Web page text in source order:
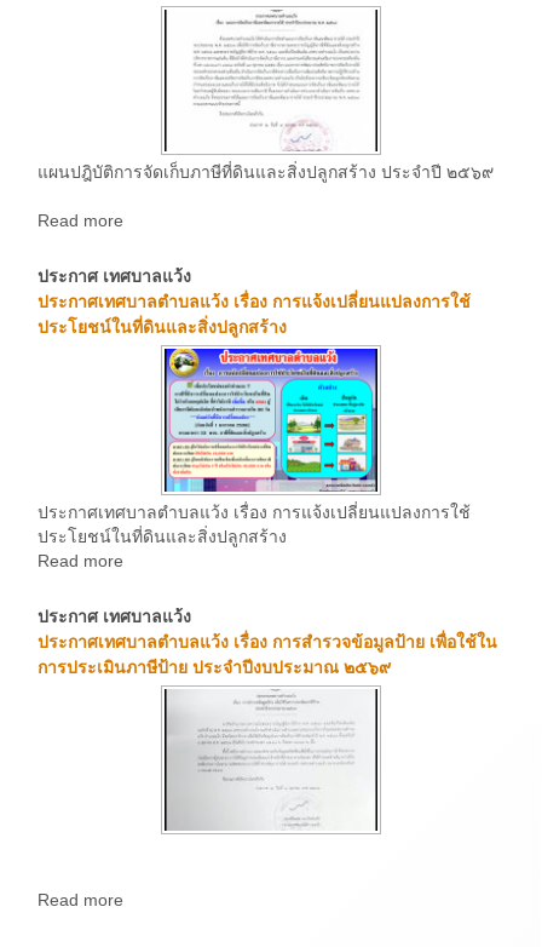
แผนปฎิบัติการจัดเก็บภาษีที่ดินและสิ่งปลูกสร้าง ประจำปี ๒๕๖๙
Read more
ประกาศ เทศบาลแว้ง
ประกาศเทศบาลตำบลแว้ง เรื่อง การแจ้งเปลี่ยนแปลงการใช้
ประโยชน์ในที่ดินและสิ่งปลูกสร้าง
ประกาศเทศบาลตำบลแว้ง เรื่อง การแจ้งเปลี่ยนแปลงการใช้
ประโยชน์ในที่ดินและสิ่งปลูกสร้าง
Read more
ประกาศ เทศบาลแว้ง
ประกาศเทศบาลตำบลแว้ง เรื่อง การสำรวจข้อมูลป้าย เพื่อใช้ใน
การประเมินภาษีป้าย ประจำปีงบประมาณ ๒๕๖๙
Read more